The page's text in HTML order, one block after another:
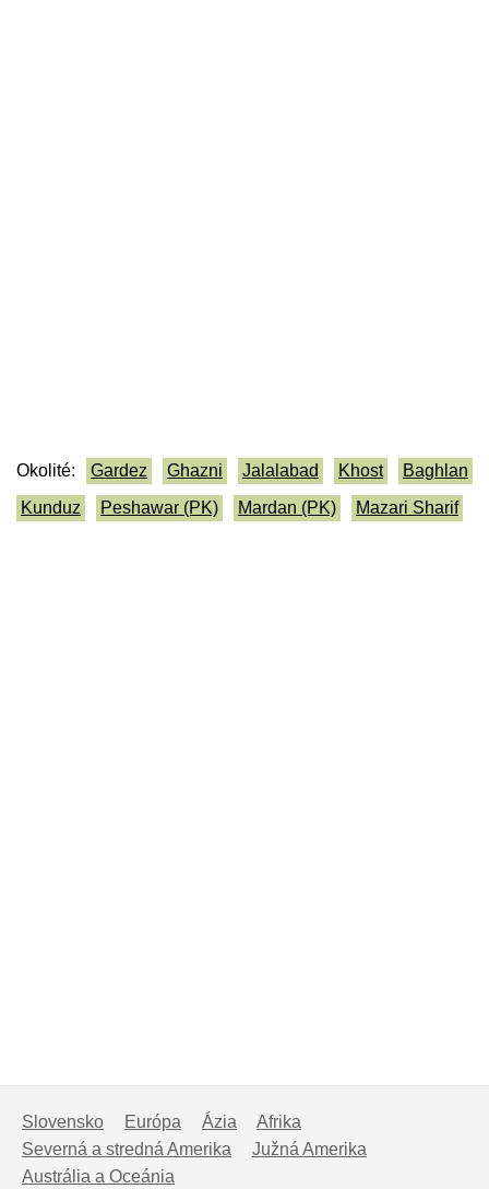
Okolité: Gardez Ghazni Jalalabad Khost
Baghlan
Kunduz
Peshawar (PK) Mardan (PK) Mazari Sharif
Slovensko Európa Ázia
Afrika
Severná a stredná Amerika
Južná Amerika
Austrália a Oceánia